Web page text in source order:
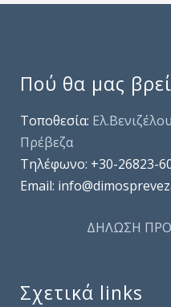
Πού θα μας
Τοποθεσία:
Πρέβεζα
Τηλέφωνo: +30-26823-
Email:
ΔΗΛΩΣΗ
Σχετικά links